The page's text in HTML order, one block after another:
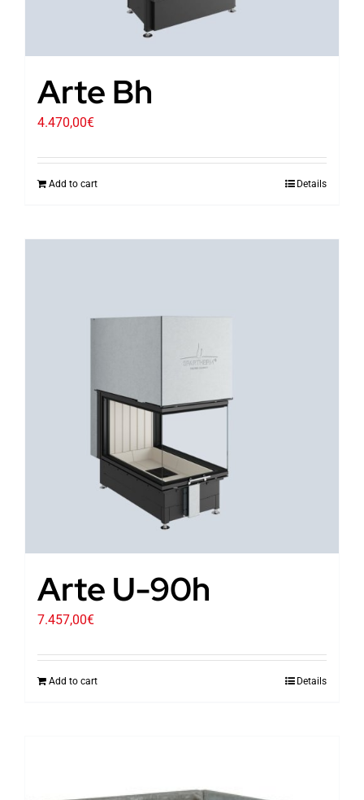
Arte Bh
4.470,00€
Add to cart Details
Arte U-90h
7.457,00€
Add to cart Details